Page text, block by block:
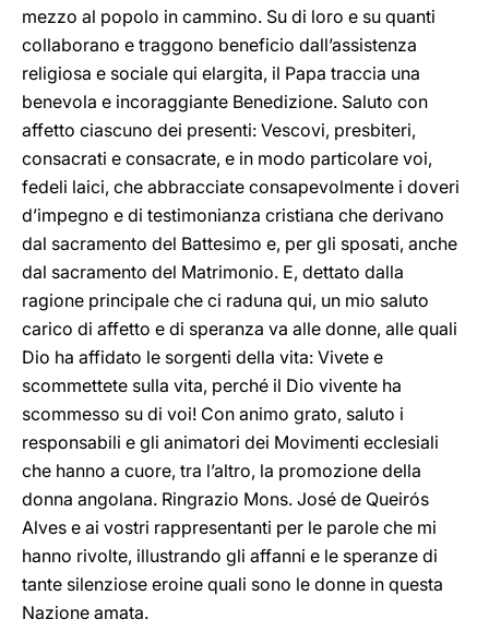
mezzo al popolo in cammino. Su di loro e su quanti
collaborano e traggono beneficio dall’assistenza
religiosa e sociale qui elargita, il Papa traccia una
benevola e incoraggiante Benedizione. Saluto con
affetto ciascuno dei presenti: Vescovi, presbiteri,
consacrati e consacrate, e in modo particolare voi,
fedeli laici, che abbracciate consapevolmente i doveri
d’impegno e di testimonianza cristiana che derivano
dal sacramento del Battesimo e, per gli sposati, anche
dal sacramento del Matrimonio. E, dettato dalla
ragione principale che ci raduna qui, un mio saluto
carico di affetto e di speranza va alle donne, alle quali
Dio ha affidato le sorgenti della vita: Vivete e
scommettete sulla vita, perché il Dio vivente ha
scommesso su di voi! Con animo grato, saluto i
responsabili e gli animatori dei Movimenti ecclesiali
che hanno a cuore, tra l’altro, la promozione della
donna angolana. Ringrazio Mons. José de Queirós
Alves e ai vostri rappresentanti per le parole che mi
hanno rivolte, illustrando gli affanni e le speranze di
tante silenziose eroine quali sono le donne in questa
Nazione amata.